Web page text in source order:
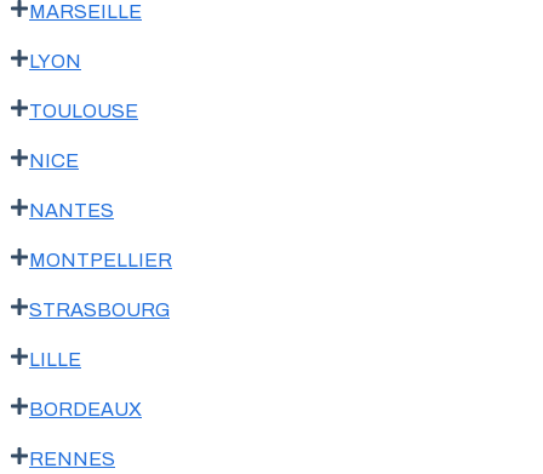
MARSEILLE
LYON
TOULOUSE
NICE
NANTES
MONTPELLIER
STRASBOURG
LILLE
BORDEAUX
RENNES